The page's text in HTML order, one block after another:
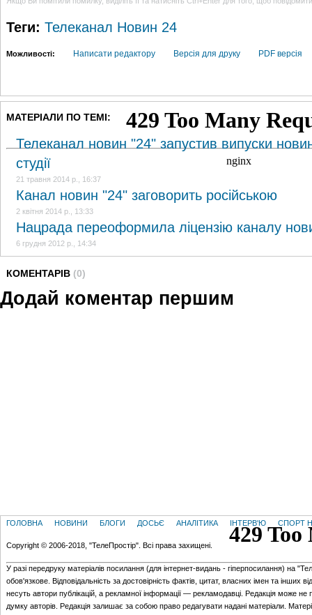
Теги: Телеканал Новин 24
Можливості: Написати редактору Версія для друку PDF версія
МАТЕРІАЛИ ПО ТЕМІ:
Телеканал новин "24" запустив випуски новин
студії
21 травня 2014 р., 16:37
Канал новин "24" заговорить російською
2 квітня 2014 р., 13:33
Нацрада переоформила ліцензію каналу
6 грудня 2012 р., 14:34
КОМЕНТАРІВ (0)
Додай коментар першим
ГОЛОВНА НОВИНИ БЛОГИ ДОСЬЄ АНАЛІТИКА ІНТЕРВ'Ю СПОРТ
Copyright © 2006-2018, "ТелеПростір". Всі права захищені.
У разі передруку матеріалів посилання (для iнтернет-видань - гiперпосилання) на
обов'язкове. Відповідальність за достовірність фактів, цитат, власних імен та інших
несуть автори публікацій, а рекламної інформації — рекламодавці. Редакція може не
думку авторів. Редакція залишає за собою право редагувати надані матеріали.